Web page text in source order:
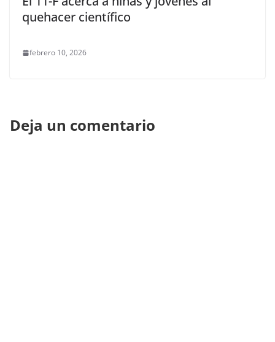
quehacer científico
febrero 10, 2026
Deja un comentario